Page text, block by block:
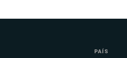
PAÍS